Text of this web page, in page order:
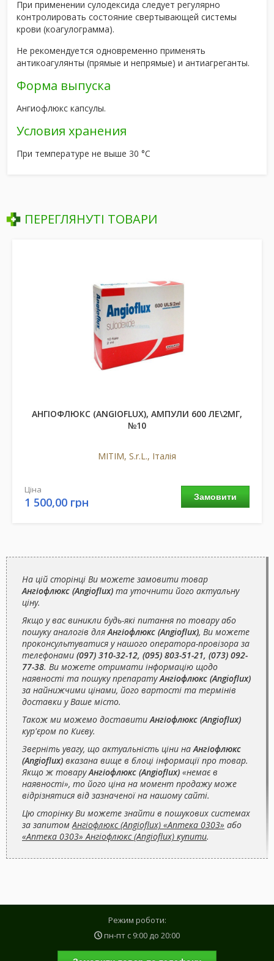
При применении сулодексида следует регулярно
контролировать состояние свертывающей системы
крови (коагулограмма).
Не рекомендуется одновременно применять
антикоагулянты (прямые и непрямые) и антиагреганты.
Форма выпуска
Ангиофлюкс капсулы.
Условия хранения
При температуре не выше 30 °C
ПЕРЕГЛЯНУТІ ТОВАРИ
АНГІОФЛЮКС (ANGIOFLUX), АМПУЛИ 600 ЛЕ\2МГ,
№10
MITIM, S.r.L., Італія
Замовити
Ціна
1 500,00 грн
На цій сторінці Ви можете замовити товар
Ангіофлюкс (Angioflux) та уточнити його актуальну
ціну.
Якщо у вас виникли будь-які питання по товару або
пошуку аналогів дляАнгіофлюкс (Angioflux), Ви можете
проконсультуватися у нашого оператора-провізора за
телефонами (097) 310-32-12, (095) 803-51-21, (073) 092-
77-38. Ви можете отримати інформацію щодо
наявності та пошуку препаратуАнгіофлюкс (Angioflux)
за найнижчими цінами, його вартості та термінів
доставки у Ваше місто.
Також ми можемо доставитиАнгіофлюкс (Angioflux)
кур'єром по Києву.
Зверніть увагу, що актуальність ціни наАнгіофлюкс
(Angioflux) вказана вище в блоці інформації про товар.
Якщо ж товаруАнгіофлюкс (Angioflux) «немає в
наявності», то його ціна на момент продажу може
відрізнятися від зазначеної на нашому сайті.
Цю сторінку Ви можете знайти в пошукових системах
за запитомАнгіофлюкс (Angioflux) «Аптека 0303» або
«Аптека 0303» Ангіофлюкс (Angioflux) купити.
Режим роботи:
пн-пт с 9:00 до 20:00